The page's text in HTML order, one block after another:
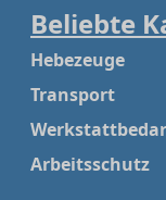
Beliebte
Hebezeuge
Transport
Arbeitsschutz